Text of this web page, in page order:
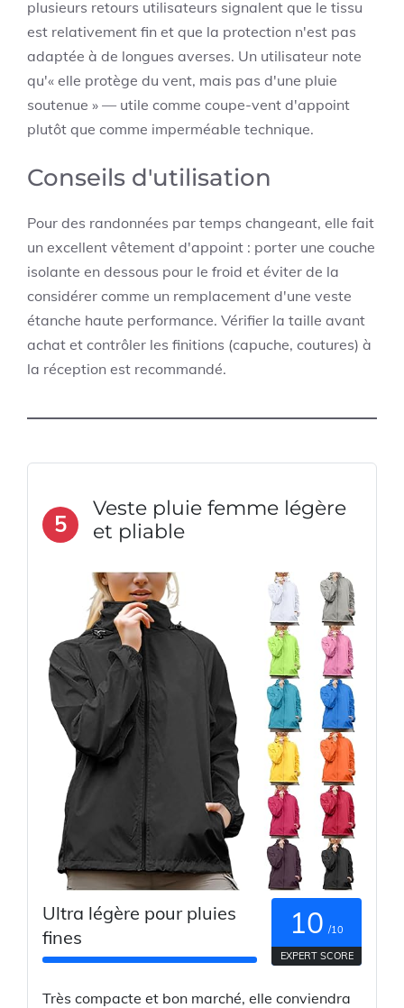
plusieurs retours utilisateurs signalent que le tissu
est relativement fin et que la protection n'est pas
adaptée à de longues averses. Un utilisateur note
qu'« elle protège du vent, mais pas d'une pluie
soutenue » — utile comme coupe-vent d'appoint
plutôt que comme imperméable technique.
Conseils d'utilisation
Pour des randonnées par temps changeant, elle fait
un excellent vêtement d'appoint : porter une couche
isolante en dessous pour le froid et éviter de la
considérer comme un remplacement d'une veste
étanche haute performance. Vérifier la taille avant
achat et contrôler les finitions (capuche, coutures) à
la réception est recommandé.
5
Veste pluie femme légère
et pliable
Ultra légère pour pluies
fines
10 /10
EXPERT SCORE
Très compacte et bon marché, elle conviendra